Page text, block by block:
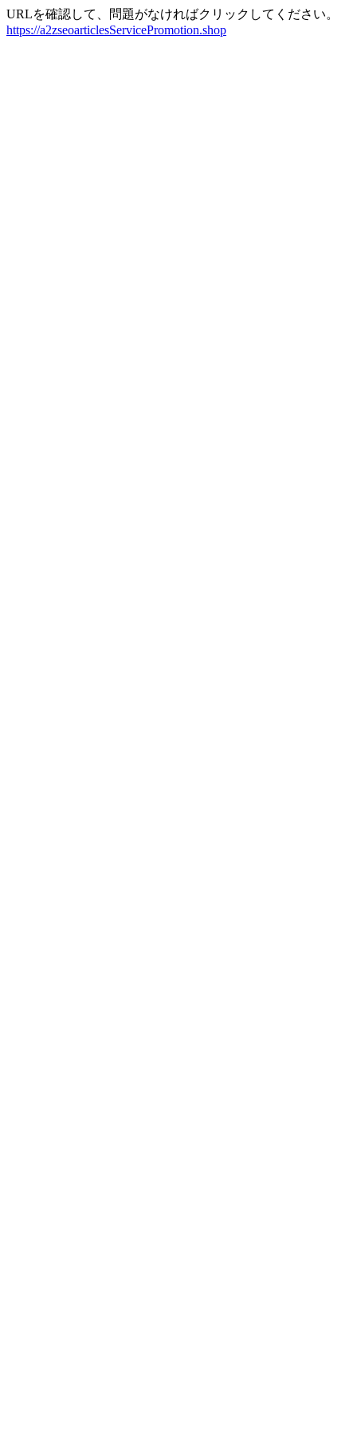
URLを確認して、問題がなければクリックしてください。
https://a2zseoarticlesServicePromotion.shop